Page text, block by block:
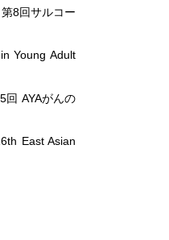
8回サルコー
Young Adult
回 AYAがんの
East Asian